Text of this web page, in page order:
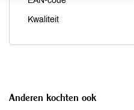
Kwaliteit
Anderen kochten ook